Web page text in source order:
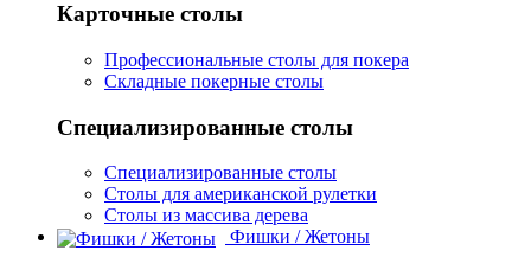
Карточные столы
Профессиональные столы для покера
Складные покерные столы
Специализированные столы
Специализированные столы
Столы для американской рулетки
Столы из массива дерева
Фишки / Жетоны